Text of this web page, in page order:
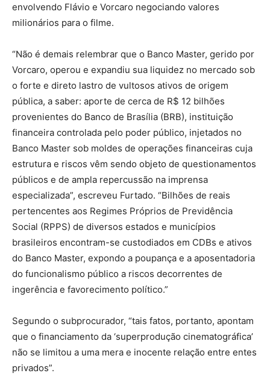
envolvendo Flávio e Vorcaro negociando valores
milionários para o filme.
“Não é demais relembrar que o Banco Master, gerido por
Vorcaro, operou e expandiu sua liquidez no mercado sob
o forte e direto lastro de vultosos ativos de origem
pública, a saber: aporte de cerca de R$ 12 bilhões
provenientes do Banco de Brasília (BRB), instituição
financeira controlada pelo poder público, injetados no
Banco Master sob moldes de operações financeiras cuja
estrutura e riscos vêm sendo objeto de questionamentos
públicos e de ampla repercussão na imprensa
especializada”, escreveu Furtado. “Bilhões de reais
pertencentes aos Regimes Próprios de Previdência
Social (RPPS) de diversos estados e municípios
brasileiros encontram-se custodiados em CDBs e ativos
do Banco Master, expondo a poupança e a aposentadoria
do funcionalismo público a riscos decorrentes de
ingerência e favorecimento político.”
Segundo o subprocurador, “tais fatos, portanto, apontam
que o financiamento da ‘superprodução cinematográfica’
não se limitou a uma mera e inocente relação entre entes
privados”.